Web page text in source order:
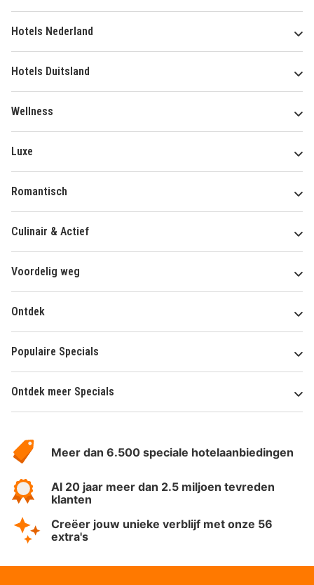
Hotels Nederland
Hotels Duitsland
Wellness
Luxe
Romantisch
Culinair & Actief
Voordelig weg
Ontdek
Populaire Specials
Ontdek meer Specials
HotelSpecials
Meer dan 6.500 speciale hotelaanbiedingen
Al 20 jaar meer dan 2.5 miljoen tevreden
klanten
Creëer jouw unieke verblijf met onze 56
extra's